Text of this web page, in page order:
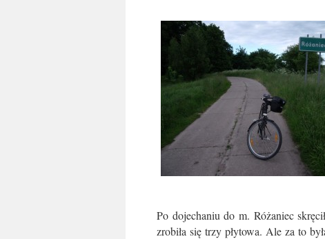
Po dojechaniu do m. Różaniec
zrobiła się trzy płytowa. Ale za to